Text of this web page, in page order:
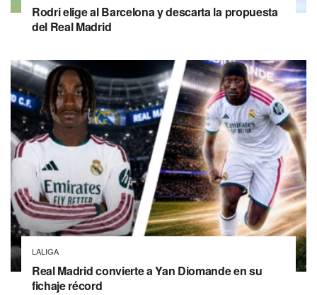
Rodri elige al Barcelona y descarta la propuesta
del Real Madrid
LALIGA
Real Madrid convierte a Yan Diomande en su
fichaje récord